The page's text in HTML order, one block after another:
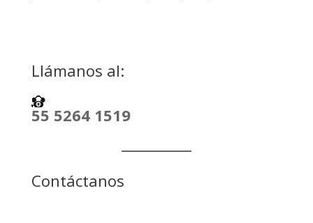
Llámanos al:
55 5264 1519
Contáctanos